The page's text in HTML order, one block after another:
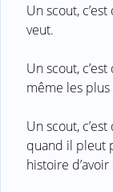
Un scout,
veut.
Un scout,
même les
Un scout,
quand il pleut
histoire